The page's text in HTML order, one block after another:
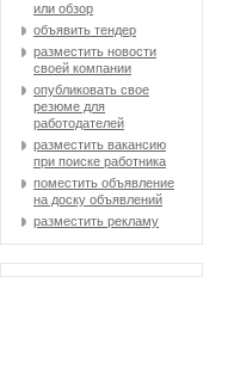
или обзор
объявить тендер
разместить новости
своей компании
опубликовать свое
резюме для
работодателей
разместить вакансию
при поиске работника
поместить объявление
на доску объявлений
разместить рекламу